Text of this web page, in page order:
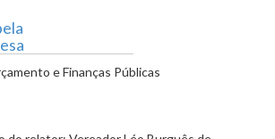
e Finanças Públicas